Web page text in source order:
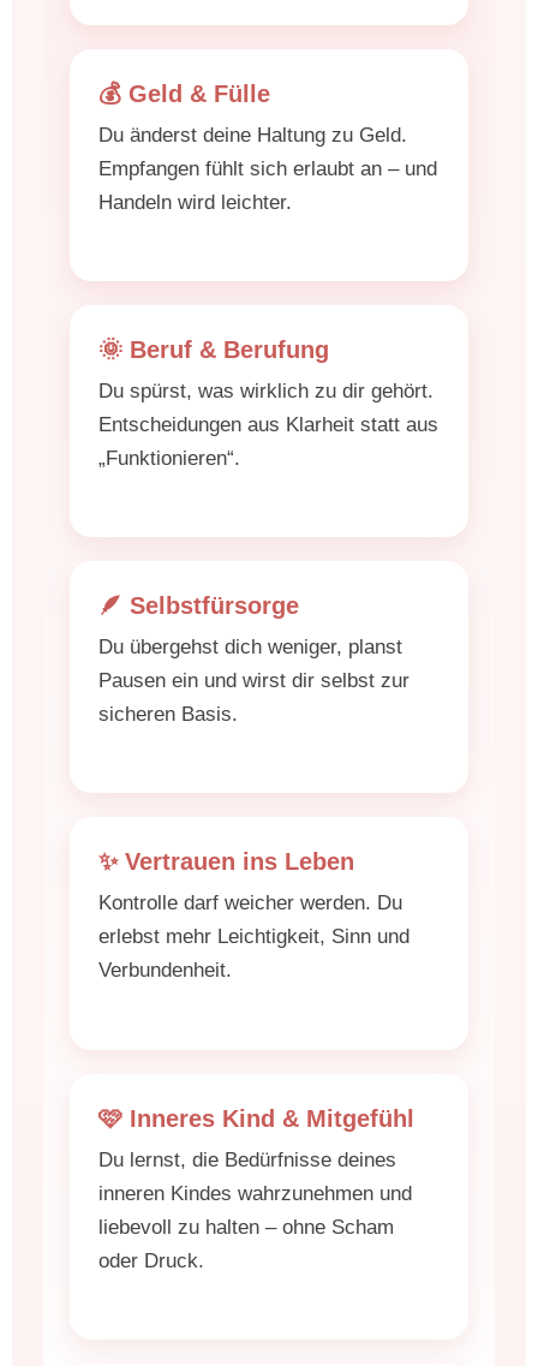
💰 Geld & Fülle
Du änderst deine Haltung zu Geld.
Empfangen fühlt sich erlaubt an – und
Handeln wird leichter.
🌞 Beruf & Berufung
Du spürst, was wirklich zu dir gehört.
Entscheidungen aus Klarheit statt aus
„Funktionieren“.
🪶 Selbstfürsorge
Du übergehst dich weniger, planst
Pausen ein und wirst dir selbst zur
sicheren Basis.
✨ Vertrauen ins Leben
Kontrolle darf weicher werden. Du
erlebst mehr Leichtigkeit, Sinn und
Verbundenheit.
🩷 Inneres Kind & Mitgefühl
Du lernst, die Bedürfnisse deines
inneren Kindes wahrzunehmen und
liebevoll zu halten – ohne Scham
oder Druck.